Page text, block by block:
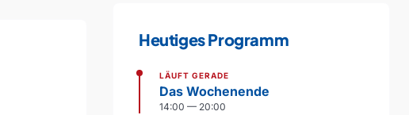
Heutiges Programm
LÄUFT GERADE
Das Wochenende
14:00 — 20:00